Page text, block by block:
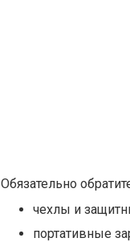
Обязательно
чехлы и
портативные